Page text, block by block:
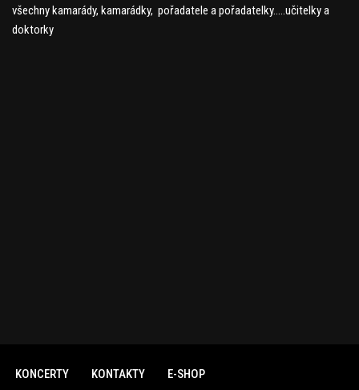
všechny kamarády, kamarádky, pořadatele a pořadatelky…..učitelky a
doktorky
KONCERTY KONTAKTY E-SHOP